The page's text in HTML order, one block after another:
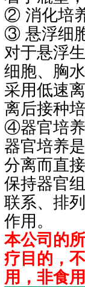
② 消化培
③ 悬浮细
对于悬浮
细胞、胸
采用低速
离后接种
④器官培养
器官培养
分离而直
保持器官
联系、排
作用。
本公司的
疗目的，
用，非食用